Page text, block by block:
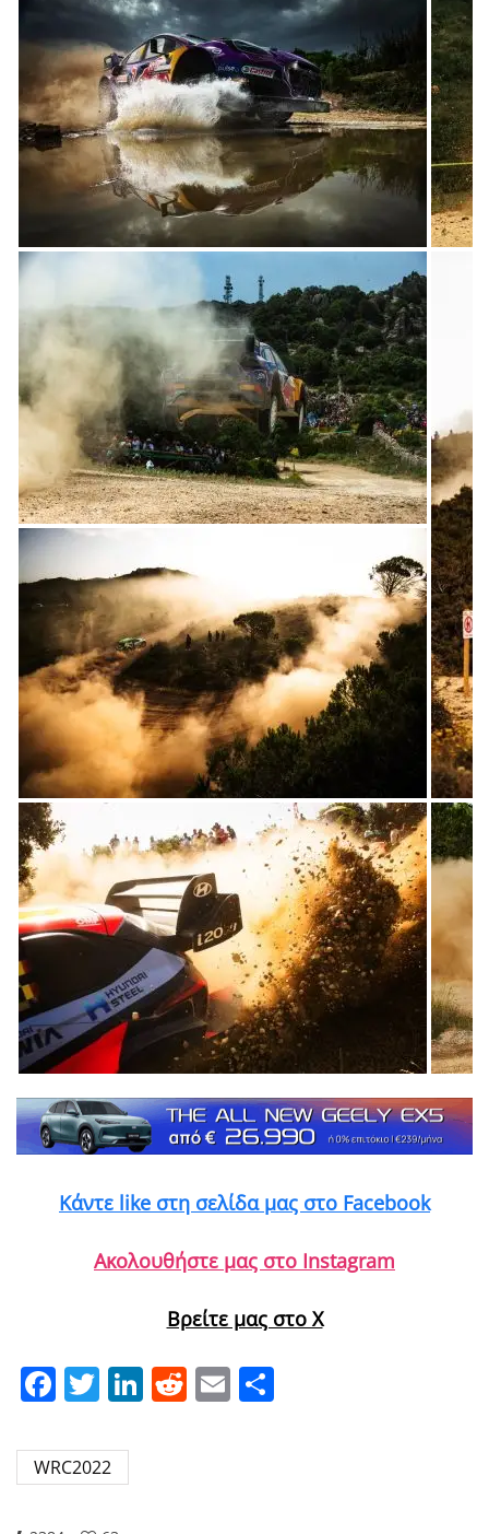
Κάντε like στη σελίδα μας στο Facebook
Ακολουθήστε μας στο Instagram
Βρείτε μας στο X
Facebook
Twitter
LinkedIn
Reddit
Email
WRC2022